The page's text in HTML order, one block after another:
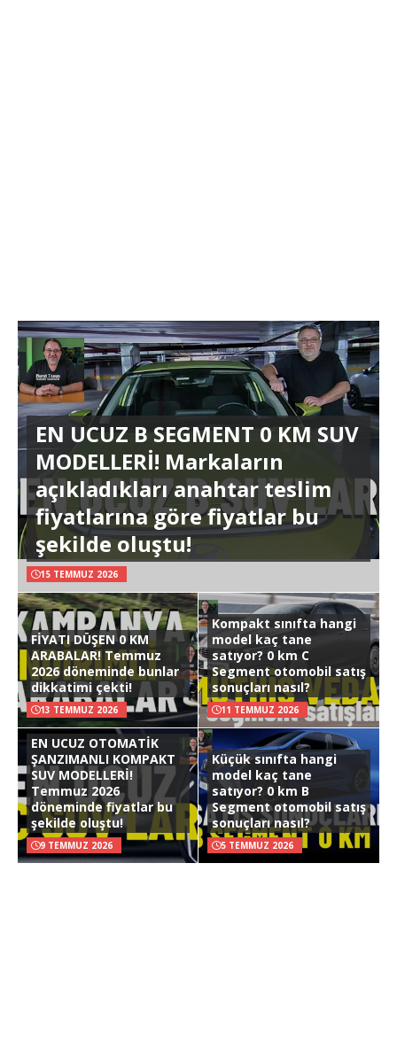
EN UCUZ B SEGMENT 0 KM SUV
MODELLERİ! Markaların
açıkladıkları anahtar teslim
fiyatlarına göre fiyatlar bu
şekilde oluştu!
15 TEMMUZ 2026
FİYATI DÜŞEN 0 KM
ARABALAR! Temmuz
2026 döneminde bunlar
dikkatimi çekti!
13 TEMMUZ 2026
Kompakt sınıfta hangi
model kaç tane
satıyor? 0 km C
Segment otomobil satış
sonuçları nasıl?
11 TEMMUZ 2026
EN UCUZ OTOMATİK
ŞANZIMANLI KOMPAKT
SUV MODELLERİ!
Temmuz 2026
döneminde fiyatlar bu
şekilde oluştu!
9 TEMMUZ 2026
Küçük sınıfta hangi
model kaç tane
satıyor? 0 km B
Segment otomobil satış
sonuçları nasıl?
5 TEMMUZ 2026